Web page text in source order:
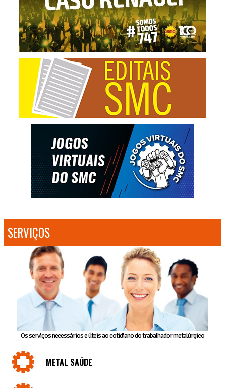
SERVIÇOS
Os serviços necessários e úteis ao cotidiano do trabalhador metalúrgico
METAL SAÚDE